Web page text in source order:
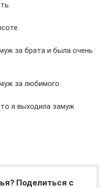
за брата и была очень
за любимого.
я выходила замуж
Поделиться с